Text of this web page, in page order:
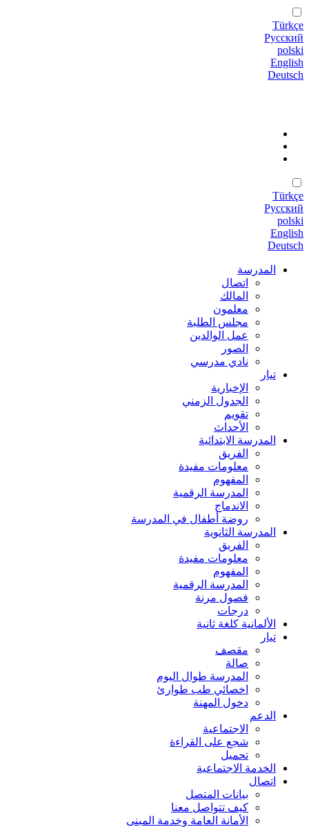
Türkçe
Русский
polski
English
Deutsch
Türkçe
Русский
polski
English
Deutsch
المدرسة
اتصال
المالك
معلمون
مجلس الطلبة
عمل الوالدين
الصور
نادي مدرسي
تيار
الإخبارية
الجدول الزمني
تقويم
الأحداث
المدرسة الابتدائية
الفريق
معلومات مفيدة
المفهوم
المدرسة الرقمية
الاندماج
روضة أطفال في المدرسة
المدرسة الثانوية
الفريق
معلومات مفيدة
المفهوم
المدرسة الرقمية
فصول مرنة
درجات
الألمانية كلغة ثانية
تيار
مقصف
صالة
المدرسة طوال اليوم
اخصائي طب طوارئ
دخول المهنة
الدعم
الاجتماعية
شجع على القراءة
تحميل
الخدمة الاجتماعية
اتصال
بيانات المتصل
كيف تتواصل معنا
الأمانة العامة وخدمة المبنى